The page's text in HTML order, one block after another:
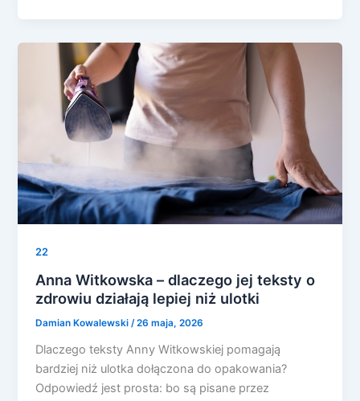
22
Anna Witkowska – dlaczego jej teksty o
zdrowiu działają lepiej niż ulotki
Damian Kowalewski/26 maja, 2026
Dlaczego teksty Anny Witkowskiej pomagają
bardziej niż ulotka dołączona do opakowania?
Odpowiedź jest prosta: bo są pisane przez